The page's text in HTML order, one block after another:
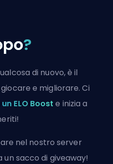
?
di nuovo, è il
e migliorare. Ci
ELO Boost e inizia a
nel nostro server
sacco di giveaway!